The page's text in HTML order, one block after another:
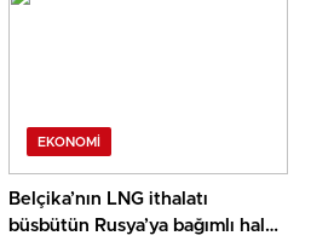
EKONOMI
Belçika’nın LNG ithalatı
büsbütün Rusya’ya bağımlı hale